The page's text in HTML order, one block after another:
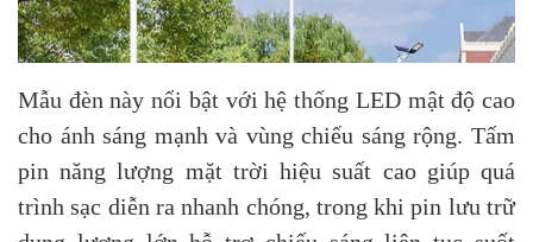
Mẫu đèn này nổi bật với hệ thống LED mật độ cao
cho ánh sáng mạnh và vùng chiếu sáng rộng. Tấm
pin năng lượng mặt trời hiệu suất cao giúp quá
trình sạc diễn ra nhanh chóng, trong khi pin lưu trữ